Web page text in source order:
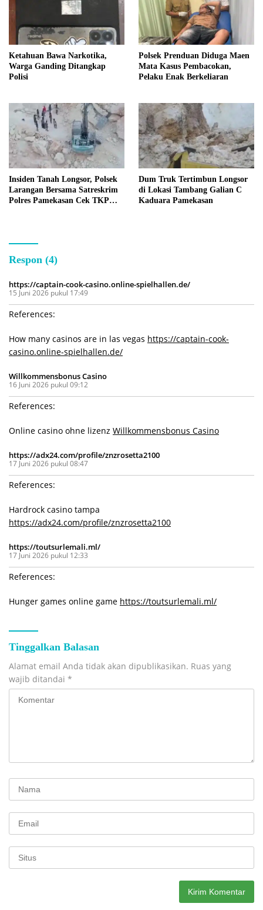
Ketahuan Bawa Narkotika,
Warga Ganding Ditangkap
Polisi
Polsek Prenduan Diduga Maen
Mata Kasus Pembacokan,
Pelaku Enak Berkeliaran
Insiden Tanah Longsor, Polsek
Larangan Bersama Satreskrim
Polres Pamekasan Cek TKP
Dum Truk Tertimbun Longsor
di Lokasi Tambang Galian C
Kaduara Pamekasan
Respon (4)
https://captain-cook-casino.online-spielhallen.de/
15 Juni 2026 pukul 17:49
References:
How many casinos are in las vegas https://captain-cook-
casino.online-spielhallen.de/
Willkommensbonus Casino
16 Juni 2026 pukul 09:12
References:
Online casino ohne lizenz Willkommensbonus Casino
https://adx24.com/profile/znzrosetta2100
17 Juni 2026 pukul 08:47
References:
Hardrock casino tampa
https://adx24.com/profile/znzrosetta2100
https://toutsurlemali.ml/
17 Juni 2026 pukul 12:33
References:
Hunger games online game https://toutsurlemali.ml/
Tinggalkan Balasan
Alamat email Anda tidak akan dipublikasikan. Ruas yang
wajib ditandai *